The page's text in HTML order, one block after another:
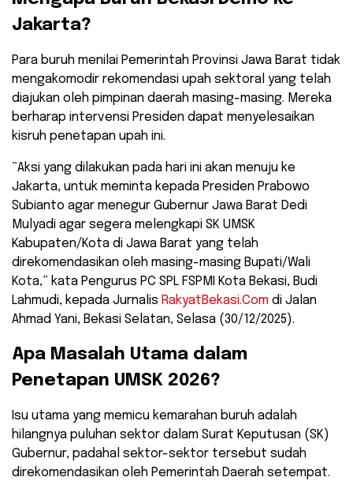
Jakarta?
​Para buruh menilai Pemerintah Provinsi Jawa Barat tidak
mengakomodir rekomendasi upah sektoral yang telah
diajukan oleh pimpinan daerah masing-masing. Mereka
berharap intervensi Presiden dapat menyelesaikan
kisruh penetapan upah ini.
​”Aksi yang dilakukan pada hari ini akan menuju ke
Jakarta, untuk meminta kepada Presiden Prabowo
Subianto agar menegur Gubernur Jawa Barat Dedi
Mulyadi agar segera melengkapi SK UMSK
Kabupaten/Kota di Jawa Barat yang telah
direkomendasikan oleh masing-masing Bupati/Wali
Kota,” kata Pengurus PC SPL FSPMI Kota Bekasi, Budi
Lahmudi, kepada Jurnalis RakyatBekasi.Com di Jalan
Ahmad Yani, Bekasi Selatan, Selasa (30/12/2025).
​Apa Masalah Utama dalam
Penetapan UMSK 2026?
​Isu utama yang memicu kemarahan buruh adalah
hilangnya puluhan sektor dalam Surat Keputusan (SK)
Gubernur, padahal sektor-sektor tersebut sudah
direkomendasikan oleh Pemerintah Daerah setempat.